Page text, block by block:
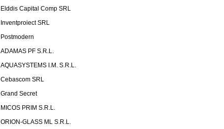
Elddis Capital Comp SRL
Inventproiect SRL
Postmodern
ADAMAS PF S.R.L.
AQUASYSTEMS I.M. S.R.L.
Cebascom SRL
Grand Secret
MICOS PRIM S.R.L.
ORION-GLASS ML S.R.L.